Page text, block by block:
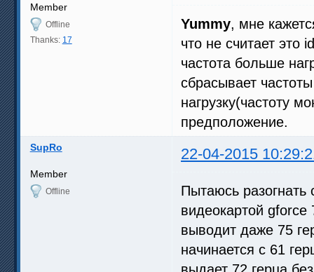
Member
Offline
Thanks: 17
Yummy, мне
что не считает
частота больше
сбрасывает
нагрузку(частоту
предположение.
SupRo 22-04-2015
Member
Offline
Пытаюсь разогнать
видеокартой gforce
выводит даже 75
начинается с 61